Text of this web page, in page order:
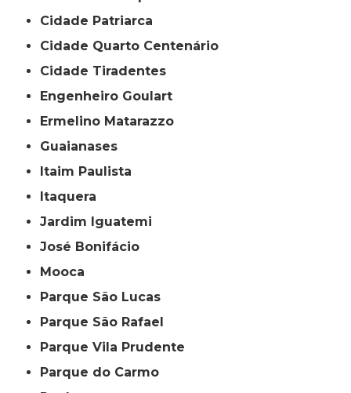
Cidade Patriarca
Cidade Quarto Centenário
Cidade Tiradentes
Engenheiro Goulart
Ermelino Matarazzo
Guaianases
Itaim Paulista
Itaquera
Jardim Iguatemi
José Bonifácio
Mooca
Parque São Lucas
Parque São Rafael
Parque Vila Prudente
Parque do Carmo